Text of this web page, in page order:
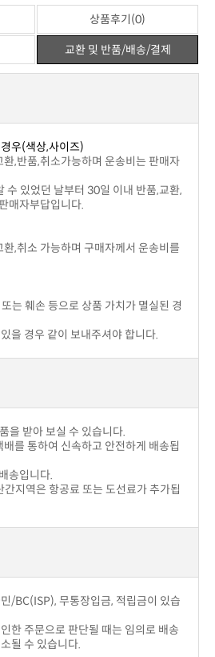
상품후기(0)
교환 및 반품/배송/결제
우(색상,사이즈)
매자부답입니다.
을 경우 같이 보내주셔야 합니다.
을 받아 보실 수 있습니다.
송입니다.
될 수 있습니다.